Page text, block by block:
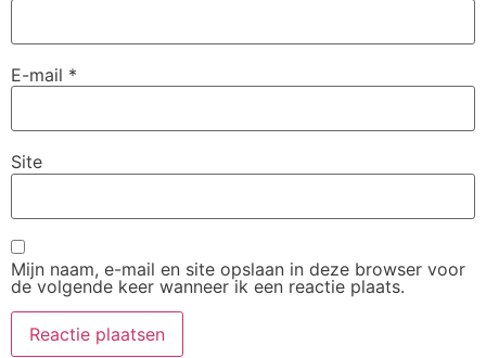
E-mail *
Site
Mijn naam, e-mail en site opslaan in deze browser voor
de volgende keer wanneer ik een reactie plaats.